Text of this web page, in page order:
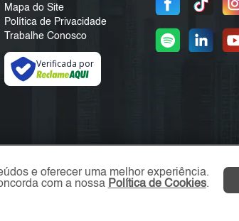
Mapa do Site
Política de Privacidade
Trabalhe Conosco
Verificada por
e oferecer uma melhor experiência.
com a nossa Política de Cookies.